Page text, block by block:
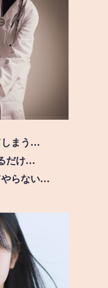
しまう…
だけ…
やらない…